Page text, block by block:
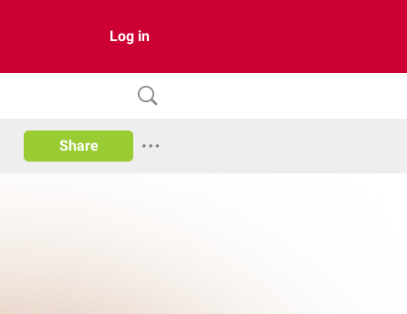
Log in
Share